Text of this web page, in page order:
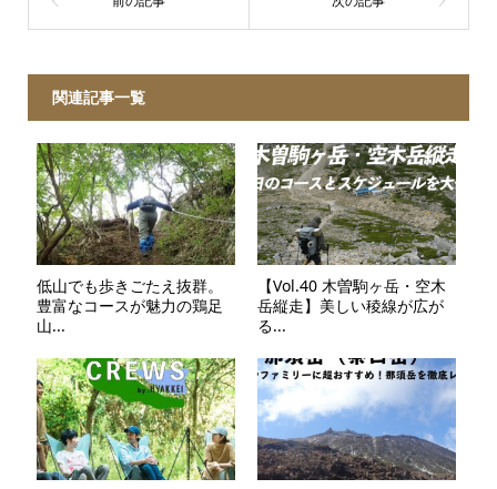
関連記事一覧
低山でも歩きごたえ抜群。
豊富なコースが魅力の鶏足
山...
【Vol.40 木曽駒ヶ岳・空木
岳縦走】美しい稜線が広が
る...